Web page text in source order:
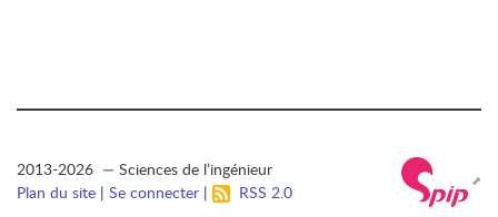
2013-2026 — Sciences de l’ingénieur
Plan du site | Se connecter | RSS 2.0